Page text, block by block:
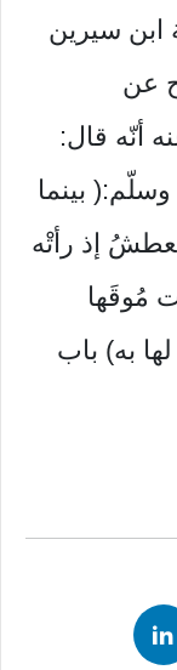
ابن سيرين
عن
أنّه قال:
بينما
إذ رأتْه
مُوقَها
به) باب